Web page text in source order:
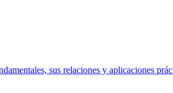
sus relaciones y aplicaciones